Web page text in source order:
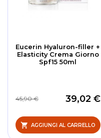
Eucerin Hyaluron-filler +
Elasticity Crema Giorno
Spf15 50ml
39,02 €
45,90 €
AGGIUNGI AL CARRELLO